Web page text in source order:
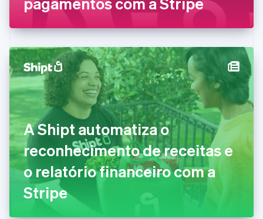
A Shipt automatiza o
reconhecimento de receitas e
o relatório financeiro com a
Stripe
English
EnglishItaliano
Espanha
Español English
Estados Unidos
English Español简体中文
Estônia
English
Finlândia
English Svenska
França
Français English
English
Grécia
English